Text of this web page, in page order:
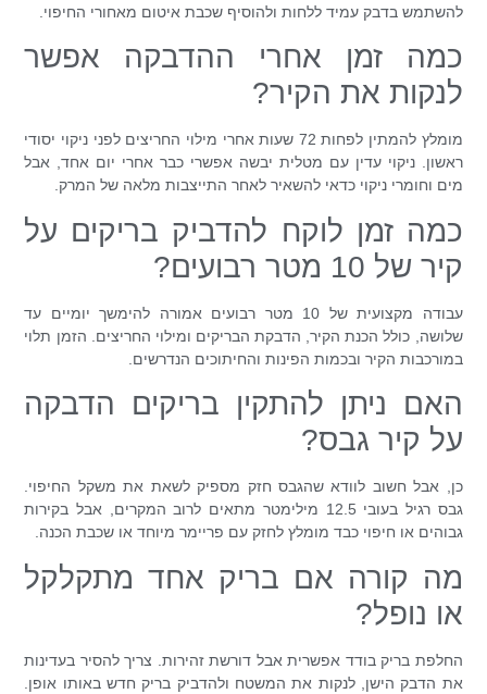
להשתמש בדבק עמיד ללחות ולהוסיף שכבת איטום מאחורי החיפוי.
כמה זמן אחרי ההדבקה אפשר
לנקות את הקיר?
מומלץ להמתין לפחות 72 שעות אחרי מילוי החריצים לפני ניקוי יסודי
ראשון. ניקוי עדין עם מטלית יבשה אפשרי כבר אחרי יום אחד, אבל
מים וחומרי ניקוי כדאי להשאיר לאחר התייצבות מלאה של המרק.
כמה זמן לוקח להדביק בריקים על
קיר של 10 מטר רבועים?
עבודה מקצועית של 10 מטר רבועים אמורה להימשך יומיים עד
שלושה, כולל הכנת הקיר, הדבקת הבריקים ומילוי החריצים. הזמן תלוי
במורכבות הקיר ובכמות הפינות והחיתוכים הנדרשים.
האם ניתן להתקין בריקים הדבקה
על קיר גבס?
כן, אבל חשוב לוודא שהגבס חזק מספיק לשאת את משקל החיפוי.
גבס רגיל בעובי 12.5 מילימטר מתאים לרוב המקרים, אבל בקירות
גבוהים או חיפוי כבד מומלץ לחזק עם פריימר מיוחד או שכבת הכנה.
מה קורה אם בריק אחד מתקלקל
או נופל?
החלפת בריק בודד אפשרית אבל דורשת זהירות. צריך להסיר בעדינות
את הדבק הישן, לנקות את המשטח ולהדביק בריק חדש באותו אופן.